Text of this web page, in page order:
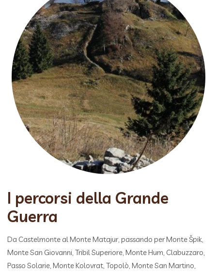
I percorsi della Grande
Guerra
Da Castelmonte al Monte Matajur, passando per Monte Špik,
Monte San Giovanni, Tribil Superiore, Monte Hum, Clabuzzaro,
Passo Solarie, Monte Kolovrat, Topolò, Monte San Martino,